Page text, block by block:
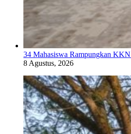
34 Mahasiswa Rampungkan
8 Agustus, 2026